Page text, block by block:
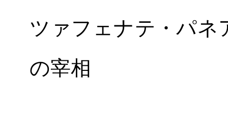
ツァフェナテ・パネ
の宰相